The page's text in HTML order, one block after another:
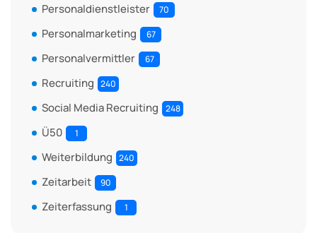
Personaldienstleister 70
Personalmarketing 67
Personalvermittler 67
Recruiting 240
Social Media Recruiting 248
Ü50 1
Weiterbildung 240
Zeitarbeit 90
Zeiterfassung 1